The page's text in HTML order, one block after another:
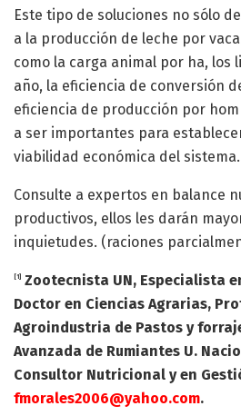
Este tipo de soluciones no sólo
a la producción de leche por
como la carga animal por ha, los
año, la eficiencia de conversión
eficiencia de producción por
a ser importantes para
viabilidad económica del sistema.
Consulte a expertos en balance
productivos, ellos les darán
inquietudes. (raciones
[1]
Zootecnista UN, Especialista
Doctor en Ciencias Agrarias,
Agroindustria de Pastos y
Avanzada de Rumiantes U.
Consultor Nutricional y en
fmorales2006@yahoo.com.